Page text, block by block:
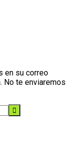
en su correo
No te enviaremos